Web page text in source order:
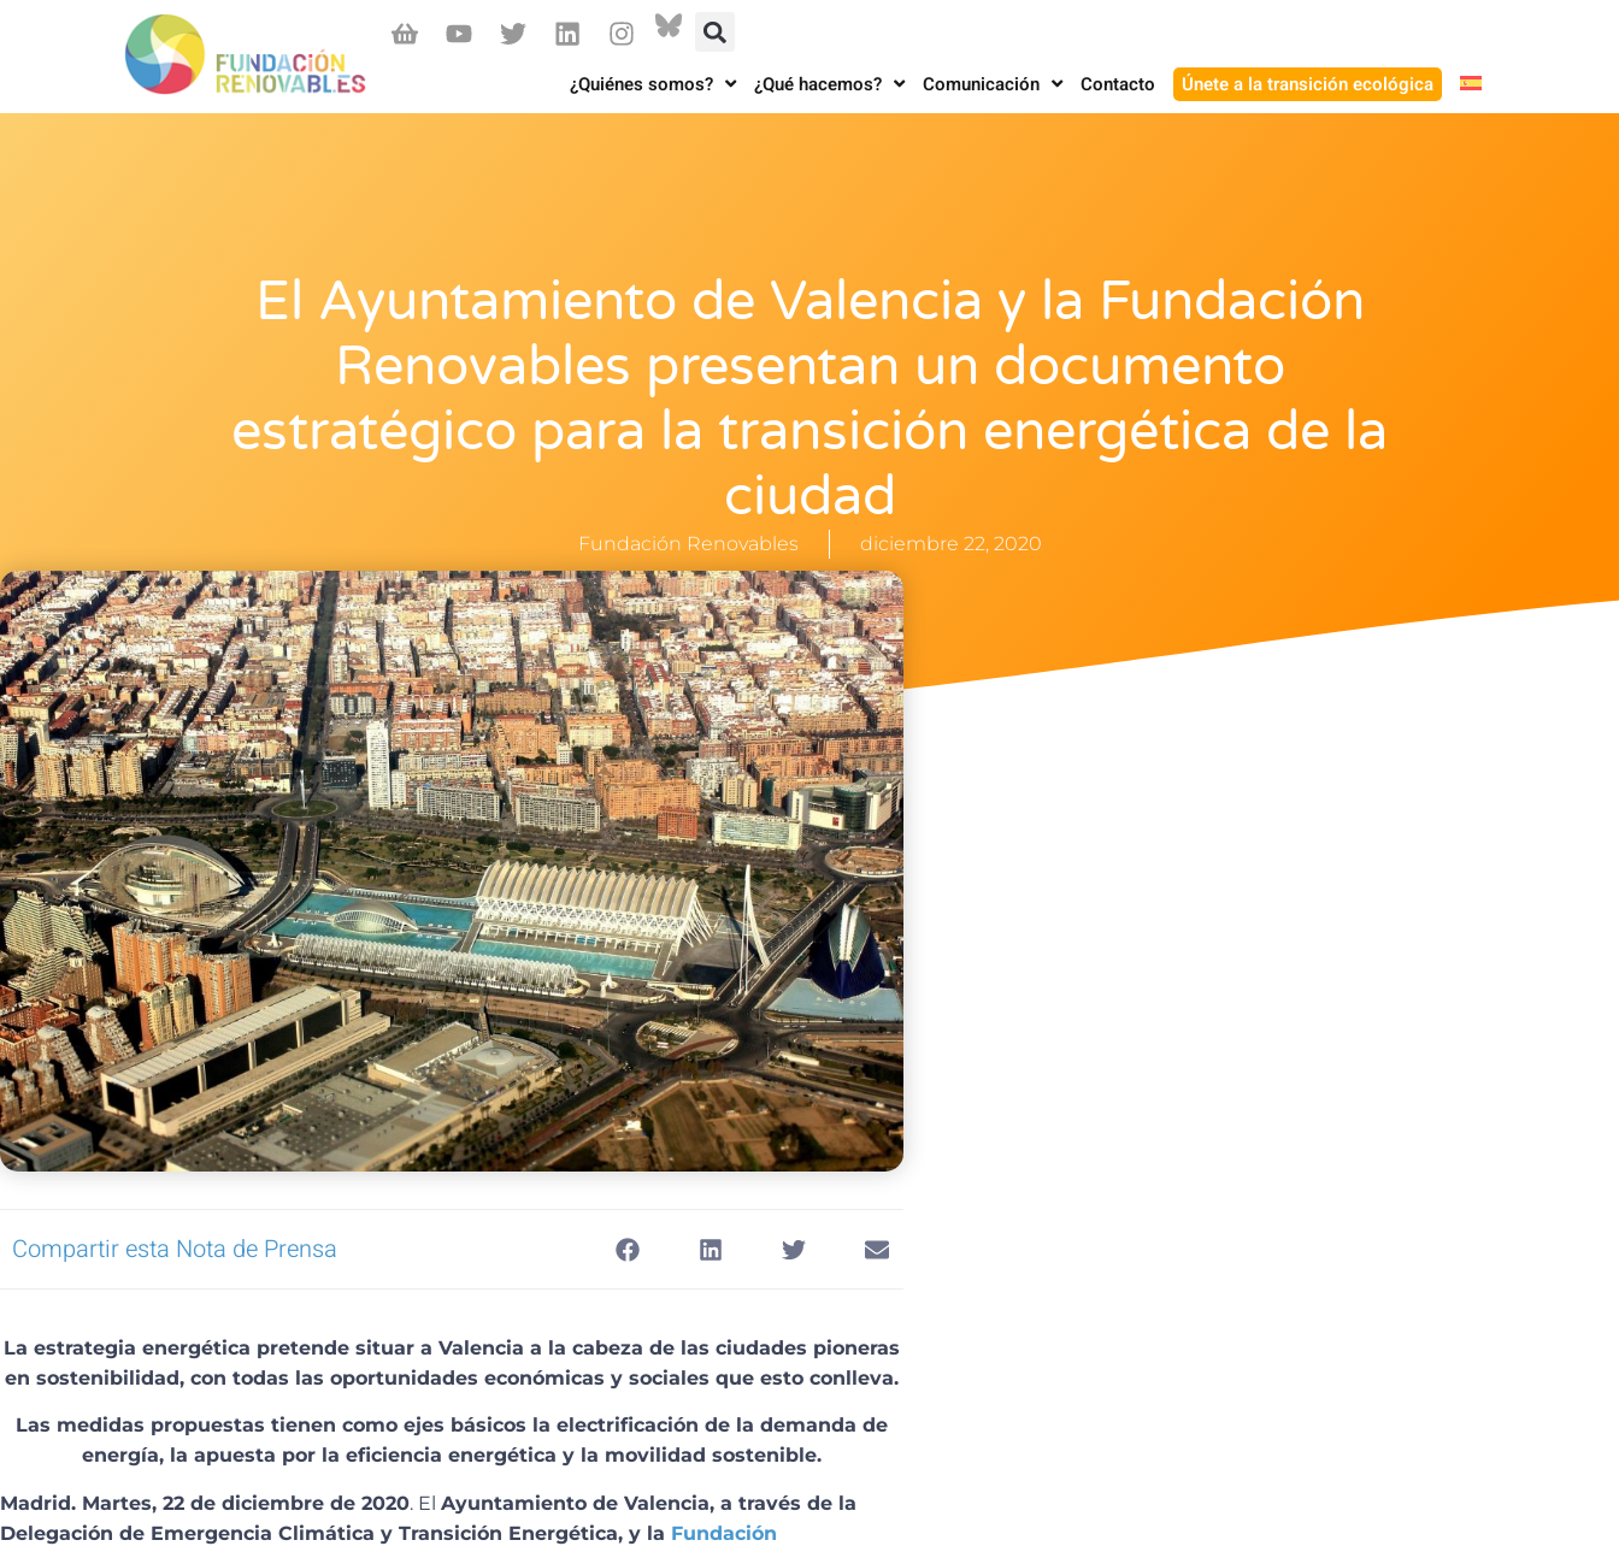
¿Quiénes somos? ¿Qué hacemos? Comunicación Contacto Únete a la transición ecológica
El Ayuntamiento de Valencia y la Fundación
Renovables presentan un documento
estratégico para la transición energética de la
ciudad
Fundación Renovables diciembre 22, 2020
Compartir esta Nota de Prensa
La estrategia energética pretende situar a Valencia a la cabeza de las ciudades pioneras
en sostenibilidad, con todas las oportunidades económicas y sociales que esto conlleva.
Las medidas propuestas tienen como ejes básicos la electrificación de la demanda de
energía, la apuesta por la eficiencia energética y la movilidad sostenible.
Madrid. Martes, 22 de diciembre de 2020. El Ayuntamiento de Valencia, a través de la
Delegación de Emergencia Climática y Transición Energética, y la Fundación